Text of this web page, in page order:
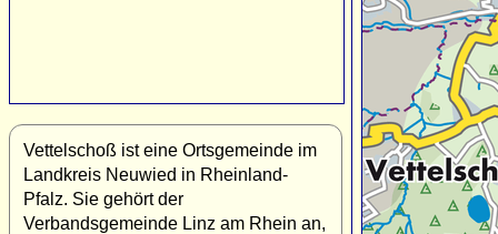
Vettelschoß ist eine Ortsgemeinde im
Landkreis Neuwied in Rheinland-
Pfalz. Sie gehört der
Verbandsgemeinde Linz am Rhein an,